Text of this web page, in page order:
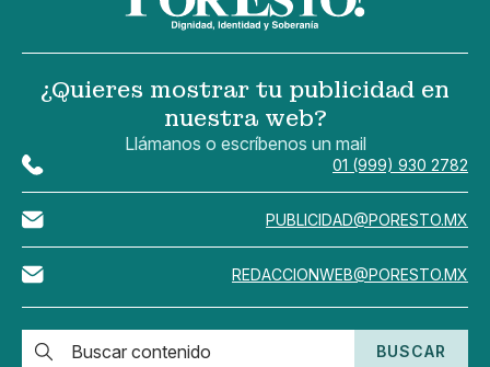
¿Quieres mostrar tu publicidad en
nuestra web?
Llámanos o escríbenos un mail
01 (999) 930 2782
PUBLICIDAD@PORESTO.MX
REDACCIONWEB@PORESTO.MX
BUSCAR